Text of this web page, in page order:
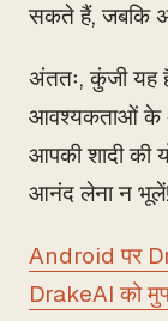
सकते हैं, जबकि
अंततः, कुंजी यह
आवश्यकताओं के
आपकी शादी की
आनंद लेना न भूलें!
Android पर
DrakeAI को